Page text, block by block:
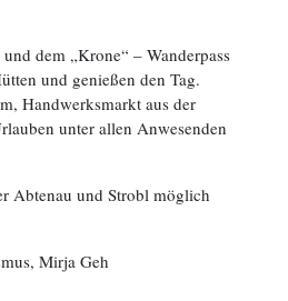
dem „Krone“ – Wanderpass
und genießen den Tag.
Handwerksmarkt aus der
unter allen Anwesenden
Abtenau und Strobl möglich
Mirja Geh